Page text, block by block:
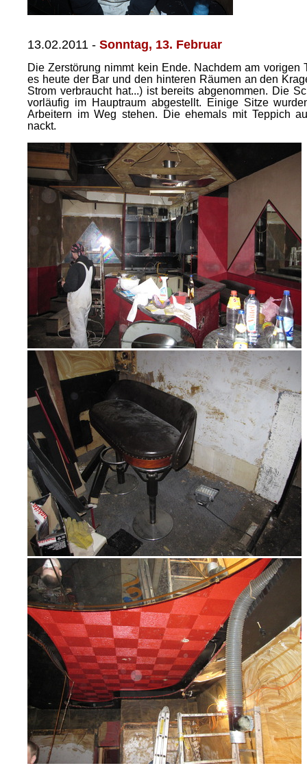
13.02.2011 - Sonntag, 13. Februar
Die Zerstörung nimmt kein Ende. Nachdem am vorigen
es heute der Bar und den hinteren Räumen an den
Strom verbraucht hat...) ist bereits abgenommen. Die
vorläufig im Hauptraum abgestellt. Einige Sitze
Arbeitern im Weg stehen. Die ehemals mit Teppich
nackt.